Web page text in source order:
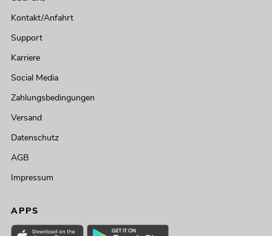
Kontakt/Anfahrt
Support
Karriere
Social Media
Zahlungsbedingungen
Versand
Datenschutz
AGB
Impressum
APPS